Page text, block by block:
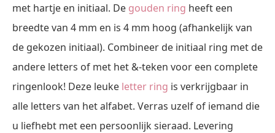
met hartje en initiaal. De gouden ring heeft een
breedte van 4 mm en is 4 mm hoog (afhankelijk van
de gekozen initiaal). Combineer de initiaal ring met de
andere letters of met het &-teken voor een complete
ringenlook! Deze leuke letter ring is verkrijgbaar in
alle letters van het alfabet. Verras uzelf of iemand die
u liefhebt met een persoonlijk sieraad. Levering